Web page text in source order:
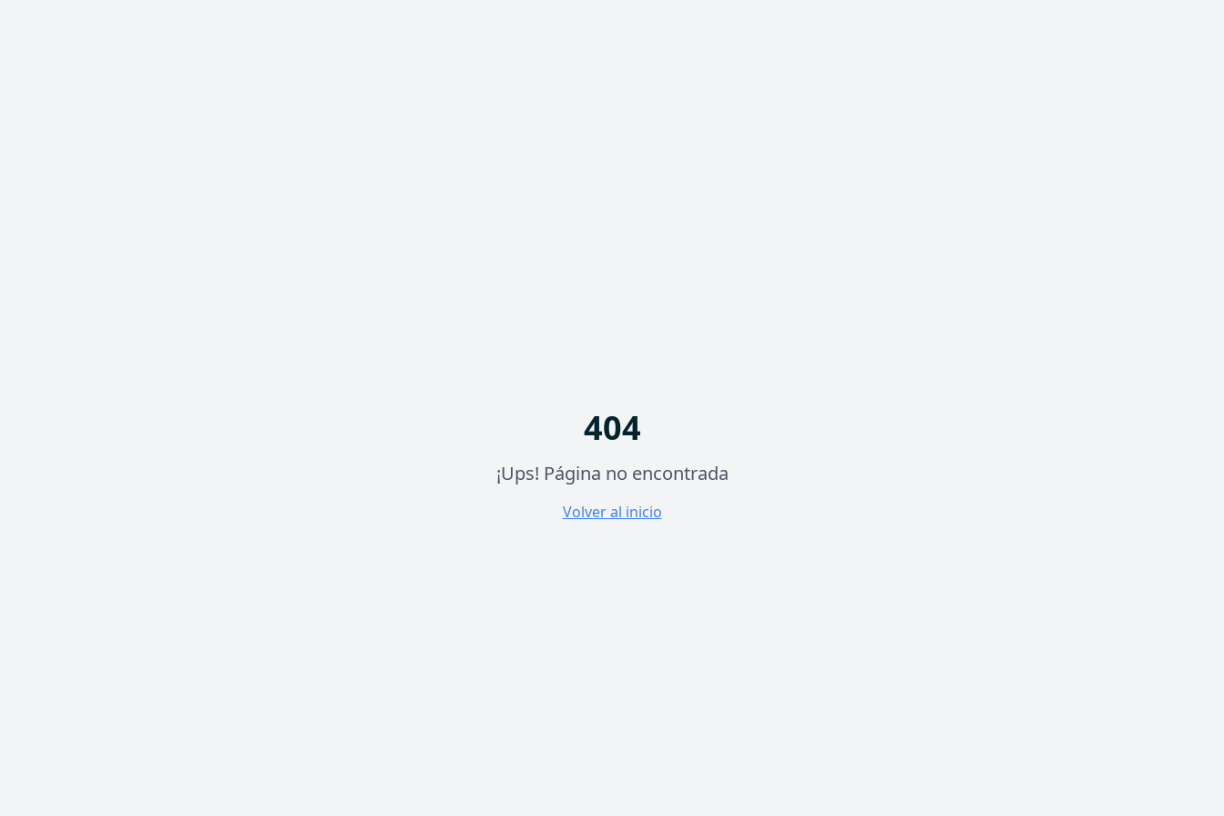
404
¡Ups! Página no encontrada
Volver al inicio